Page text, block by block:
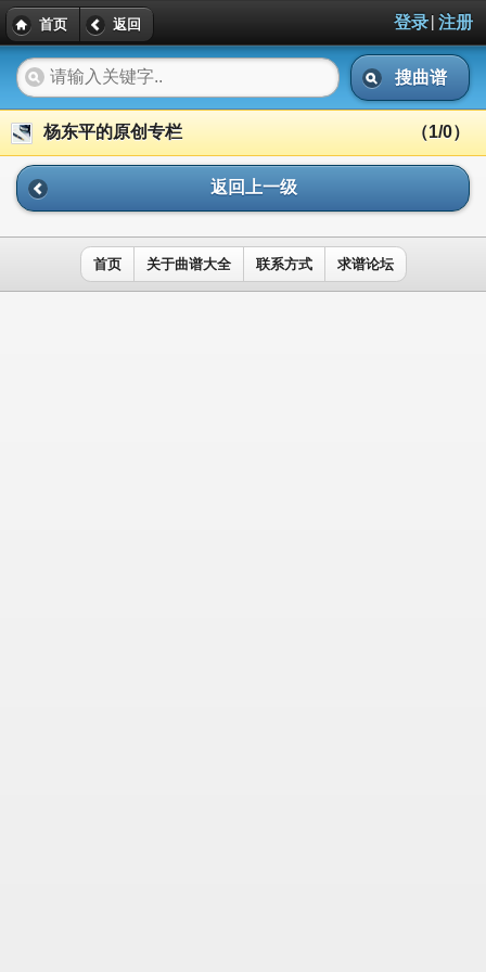
首页 返回 登录| 注册
搜曲谱
杨东平的原创专栏 （1/0）
返回上一级
首页 关于曲谱大全 联系方式 求谱论坛